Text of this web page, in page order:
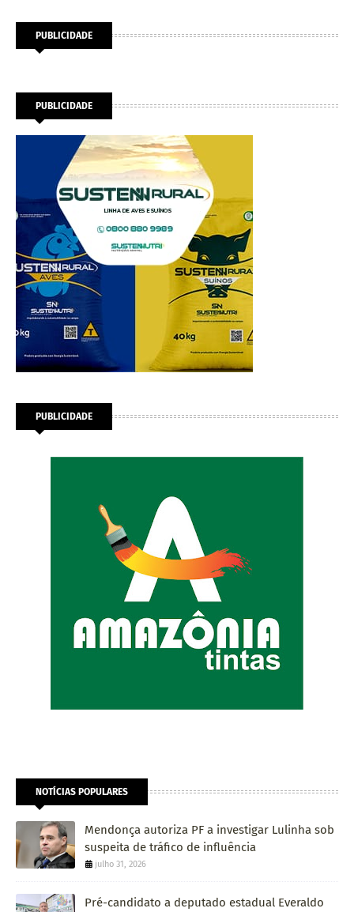
PUBLICIDADE
PUBLICIDADE
PUBLICIDADE
NOTÍCIAS POPULARES
Mendonça autoriza PF a investigar Lulinha sob
suspeita de tráfico de influência
julho 31, 2026
Pré-candidato a deputado estadual Everaldo